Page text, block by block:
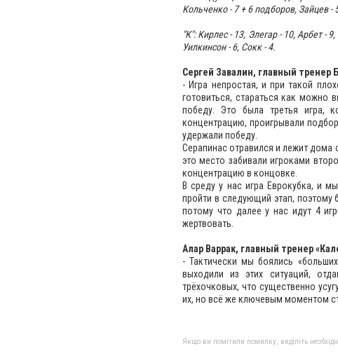
Кольченко - 7 + 6 подборов, Зайцев -
"К": Кирлес - 13, Элегар - 10, Арбет -
Уилкинсон - 6, Сокк - 4.
Сергей Завалин, главный тренер
- Игра непростая, и при такой
готовиться, стараться как можно
победу. Это была третья игра,
концентрацию, проигрывали
удержали победу.
Серапинас отравился и лежит дома
это место забивали игроками
концентрацию в концовке.
В среду у нас игра Еврокубка, и
пройти в следующий этап, поэтому
потому что далее у нас идут 4
жертвовать.
Алар Варрак, главный тренер
- Тактически мы боялись
выходили из этих ситуаций,
трёхочковых, что существенно
их, но всё же ключевым моментом
Якщо ви помітили помилку, виділіть